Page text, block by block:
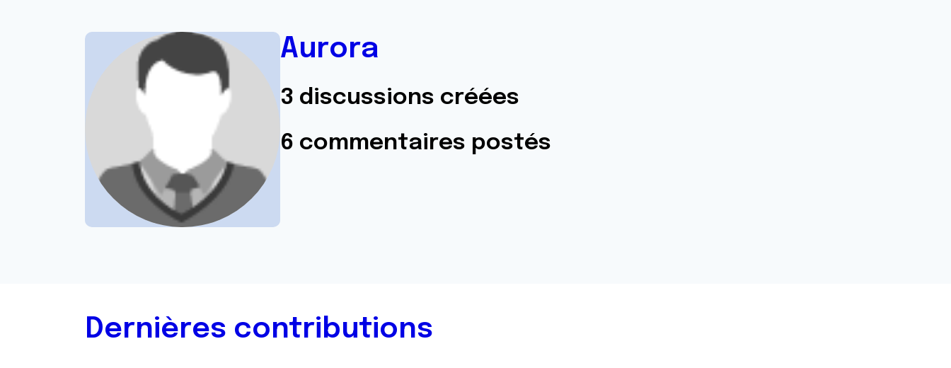
Aurora
3 discussions créées
6 commentaires postés
Dernières contributions